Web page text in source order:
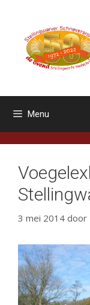
inhoud
Menu
3 mei 2014 door